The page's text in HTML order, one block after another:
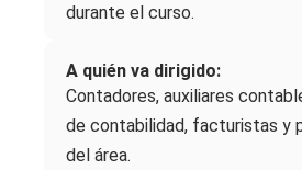
durante el curso.
A quién va dirigido:
Contadores, auxiliares
de contabilidad, facturistas y
del área.